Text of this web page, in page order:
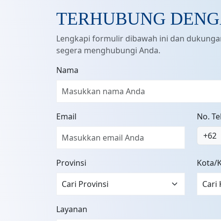
TERHUBUNG
Lengkapi formulir dibawah ini dan
segera menghubungi Anda.
Nama
Email
No.
+62
Provinsi Kota/
Layanan